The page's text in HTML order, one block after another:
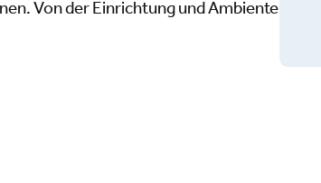
Von der Einrichtung und Ambiente